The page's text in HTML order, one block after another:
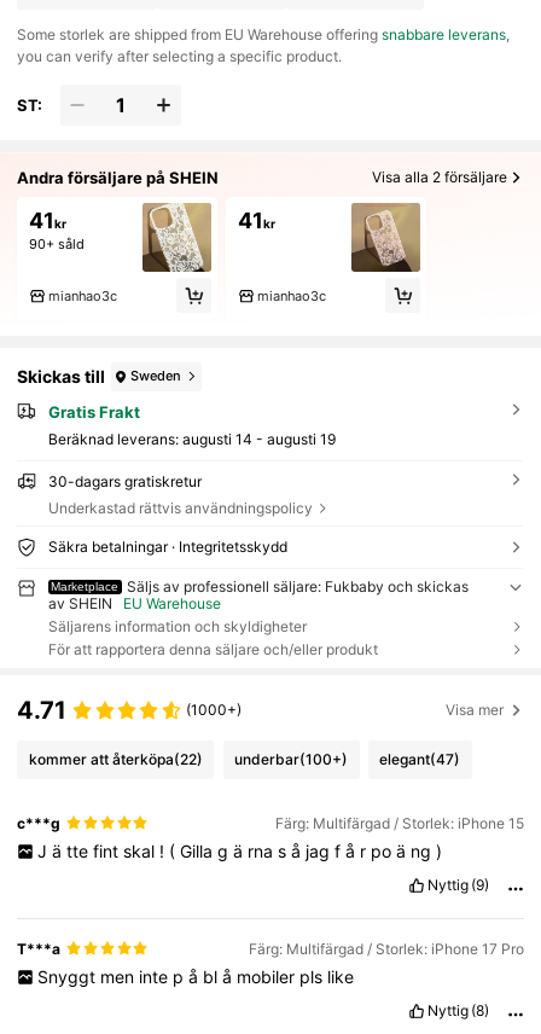
​Some storlek are shipped from EU Warehouse offeringsnabbare leverans,
you can verify after selecting a specific product.
ST:
Andra försäljare på SHEIN Visa alla 2 försäljare
41kr
90+ såld
mianhao3c
41kr
mianhao3c
Skickas till Sweden
Gratis Frakt
Beräknad leverans: augusti 14 - augusti 19
30-dagars gratiskretur
Underkastad rättvis användningspolicy
Säkra betalningar · Integritetsskydd
Marketplace
Säljs av professionell säljare: Fukbaby och skickas
av SHEIN
EU Warehouse
Säljarens information och skyldigheter
För att rapportera denna säljare och/eller produkt
4.71 (1000+) Visa mer
kommer att återköpa(22) underbar(100+) elegant(47)
c***g Färg: Multifärgad / Storlek: iPhone 15
J ä tte fint skal ! ( Gilla g ä rna s å jag f å r po ä ng )
Nyttig (9)
T***a Färg: Multifärgad / Storlek: iPhone 17 Pro
Snyggt men inte p å bl å mobiler pls like
Nyttig (8)